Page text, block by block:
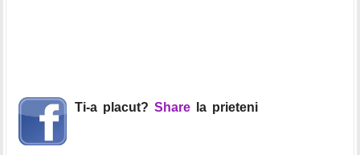
Ti-a placut? Share la prieteni